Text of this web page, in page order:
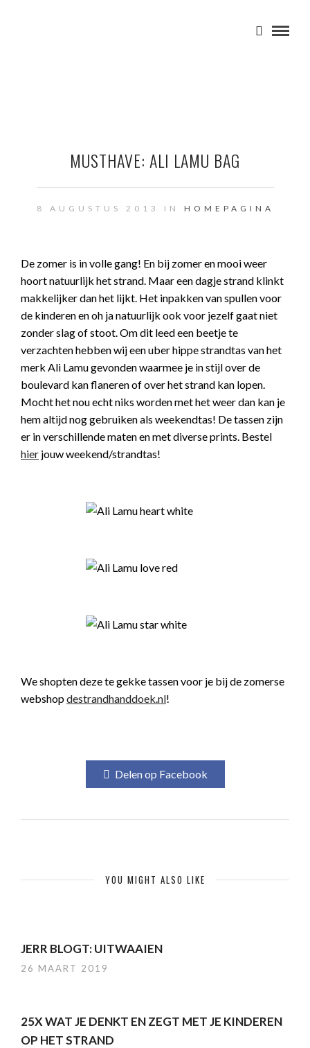
MUSTHAVE: ALI LAMU BAG
8 AUGUSTUS 2013 IN HOMEPAGINA
De zomer is in volle gang! En bij zomer en mooi weer
hoort natuurlijk het strand. Maar een dagje strand klinkt
makkelijker dan het lijkt. Het inpakken van spullen voor
de kinderen en oh ja natuurlijk ook voor jezelf gaat niet
zonder slag of stoot. Om dit leed een beetje te
verzachten hebben wij een uber hippe strandtas van het
merk Ali Lamu gevonden waarmee je in stijl over de
boulevard kan flaneren of over het strand kan lopen.
Mocht het nou echt niks worden met het weer dan kan je
hem altijd nog gebruiken als weekendtas! De tassen zijn
er in verschillende maten en met diverse prints. Bestel
hier jouw weekend/strandtas!
We shopten deze te gekke tassen voor je bij de zomerse
webshopdestrandhanddoek.nl!
Delen op Facebook
YOU MIGHT ALSO LIKE
JERR BLOGT: UITWAAIEN
26 MAART 2019
25X WAT JE DENKT EN ZEGT MET JE KINDEREN
OP HET STRAND